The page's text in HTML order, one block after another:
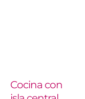
Cocina con